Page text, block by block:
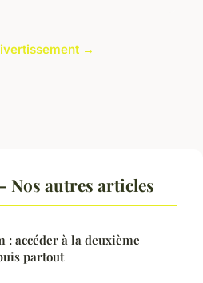
→
autres articles
: accéder à la deuxième
partout